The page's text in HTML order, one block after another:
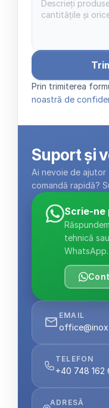
Prin trimiterea
noastră de
Suport și
Ai nevoie de ajutor
comandă rapidă?
Scrie-ne
tehnică
WhatsApp.
EMAIL
TELEFON
+40 748 162
ADRESĂ